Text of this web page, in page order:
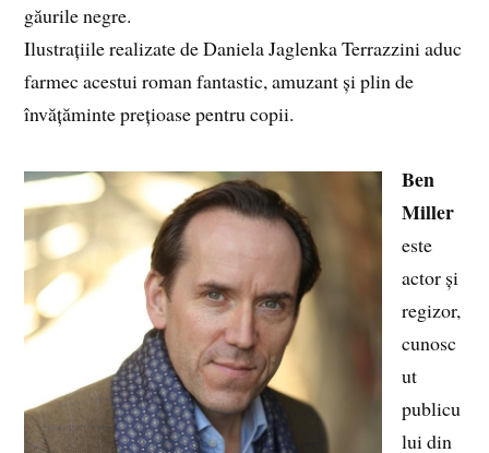
găurile negre.
Ilustrațiile realizate de Daniela Jaglenka Terrazzini aduc
farmec acestui roman fantastic, amuzant și plin de
învățăminte prețioase pentru copii.
Ben
Miller
este
actor și
regizor,
cunosc
ut
publicu
lui din